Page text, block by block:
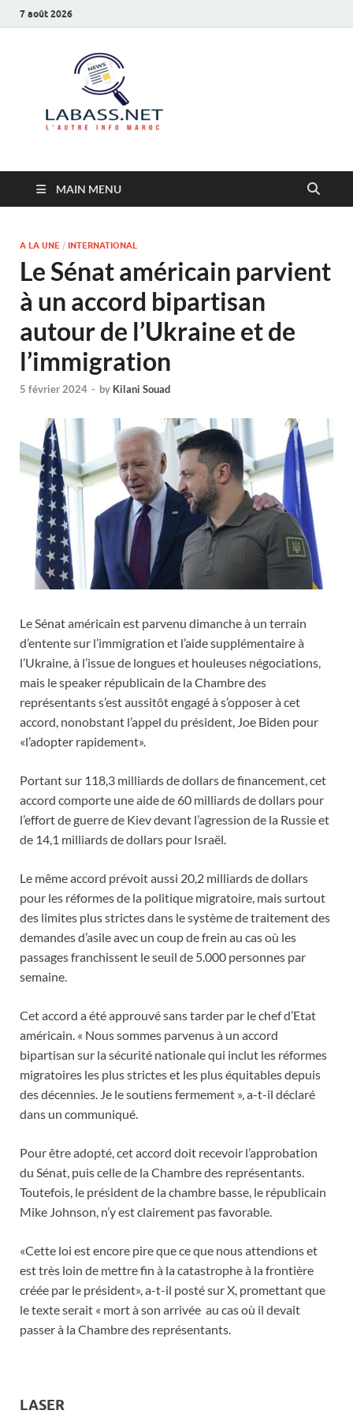
7 août 2026
MAIN MENU
A LA UNE / INTERNATIONAL
Le Sénat américain parvient
à un accord bipartisan
autour de l’Ukraine et de
l’immigration
5 février 2024 - by Kilani Souad
Le Sénat américain est parvenu dimanche à un terrain
d’entente sur l’immigration et l’aide supplémentaire à
l’Ukraine, à l’issue de longues et houleuses négociations,
mais le speaker républicain de la Chambre des
représentants s’est aussitôt engagé à s’opposer à cet
accord, nonobstant l’appel du président, Joe Biden pour
«l’adopter rapidement».
Portant sur 118,3 milliards de dollars de financement, cet
accord comporte une aide de 60 milliards de dollars pour
l’effort de guerre de Kiev devant l’agression de la Russie et
de 14,1 milliards de dollars pour Israël.
Le même accord prévoit aussi 20,2 milliards de dollars
pour les réformes de la politique migratoire, mais surtout
des limites plus strictes dans le système de traitement des
demandes d’asile avec un coup de frein au cas où les
passages franchissent le seuil de 5.000 personnes par
semaine.
Cet accord a été approuvé sans tarder par le chef d’Etat
américain. « Nous sommes parvenus à un accord
bipartisan sur la sécurité nationale qui inclut les réformes
migratoires les plus strictes et les plus équitables depuis
des décennies. Je le soutiens fermement », a-t-il déclaré
dans un communiqué.
Pour être adopté, cet accord doit recevoir l’approbation
du Sénat, puis celle de la Chambre des représentants.
Toutefois, le président de la chambre basse, le républicain
Mike Johnson, n’y est clairement pas favorable.
«Cette loi est encore pire que ce que nous attendions et
est très loin de mettre fin à la catastrophe à la frontière
créée par le président», a-t-il posté sur X, promettant que
le texte serait « mort à son arrivée au cas où il devait
passer à la Chambre des représentants.
LASER